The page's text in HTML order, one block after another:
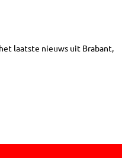
laatste nieuws uit Brabant,